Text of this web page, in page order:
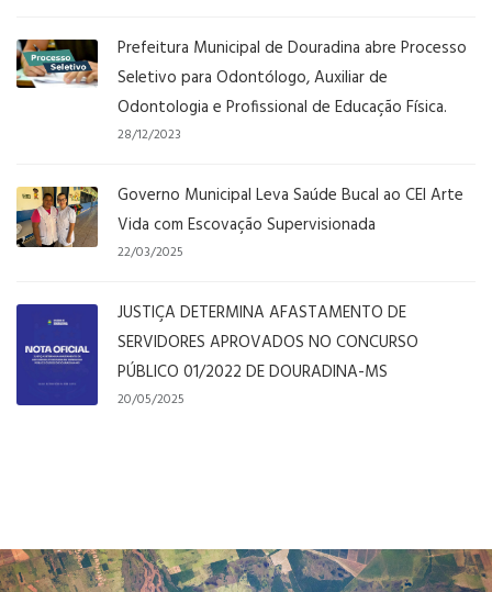
Prefeitura Municipal de Douradina abre Processo
Seletivo para Odontólogo, Auxiliar de
Odontologia e Profissional de Educação Física.
28/12/2023
Governo Municipal Leva Saúde Bucal ao CEI Arte
Vida com Escovação Supervisionada
22/03/2025
JUSTIÇA DETERMINA AFASTAMENTO DE
SERVIDORES APROVADOS NO CONCURSO
PÚBLICO 01/2022 DE DOURADINA-MS
20/05/2025